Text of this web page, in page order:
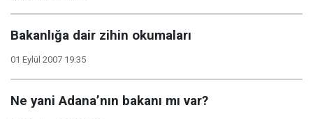
Bakanlığa dair zihin okumaları
01 Eylül 2007 19:35
Ne yani Adana’nın bakanı mı var?